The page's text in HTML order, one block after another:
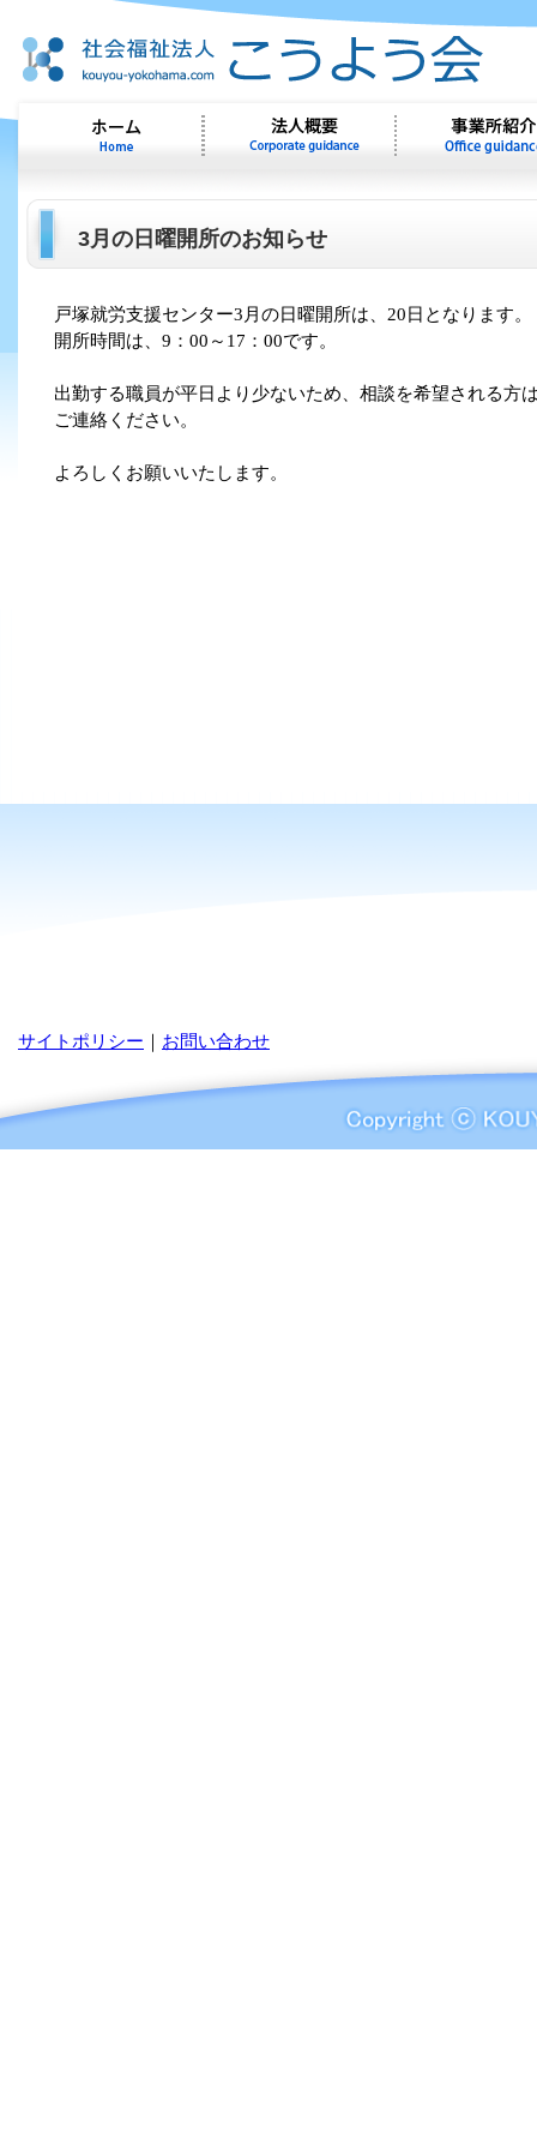
3月の日曜開所のお知らせ
戸塚就労支援センター3月 の日曜開所は、20 日となります。
開所時間は、 9 ： 00 ～ 17 ： 00です。
出勤する職員が平日より少ないため、相談を希望される方
ご連絡ください。
よろしくお願いいたします。
サイトポリシー お問い合わせ